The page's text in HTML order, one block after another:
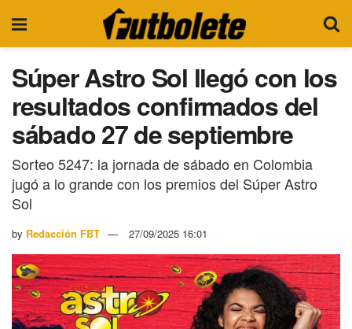
Súper Astro Sol llegó con los
resultados confirmados del
sábado 27 de septiembre
Sorteo 5247: la jornada de sábado en Colombia
jugó a lo grande con los premios del Súper Astro
Sol
by Redacción FBT 27/09/2025 16:01